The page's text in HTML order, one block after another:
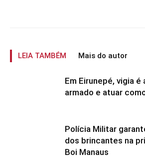
LEIA TAMBÉM Mais do autor
Em Eirunepé, vigia
armado e atuar
Polícia Militar
dos brincantes na
Boi Manaus